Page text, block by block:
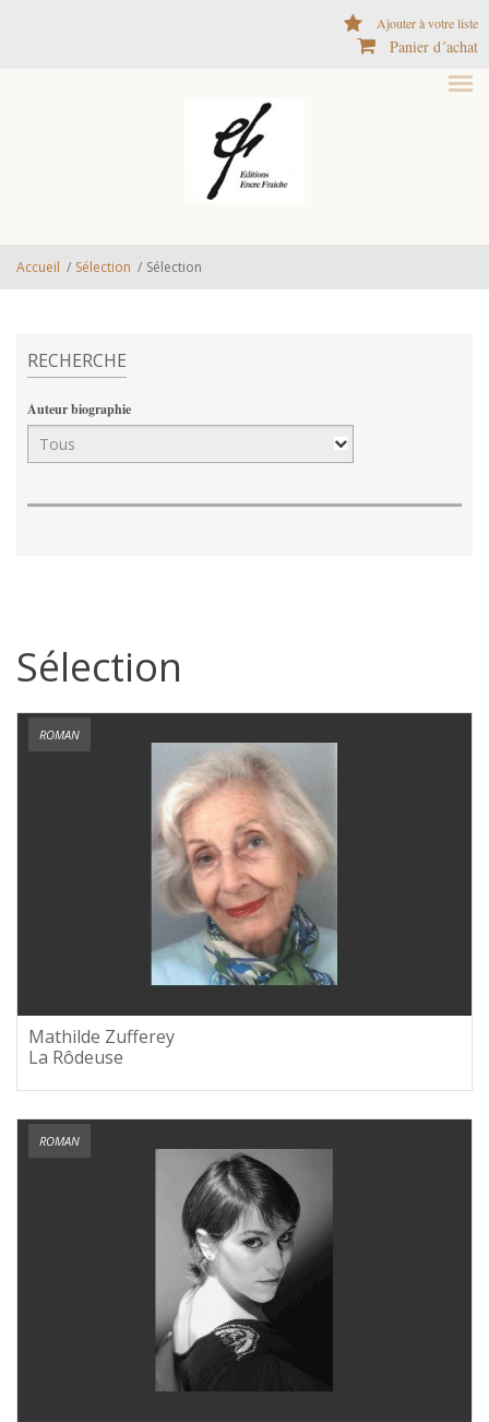
Ajouter à votre liste
Panier d´achat
Accueil / Sélection / Sélection
RECHERCHE
Auteur biographie
Sélection
ROMAN
Mathilde Zufferey
La Rôdeuse
ROMAN